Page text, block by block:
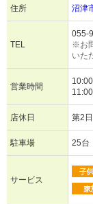
住所 沼津
TEL
055-
※お
いた
営業時間
店休日 第2
駐車場 25台
サービス